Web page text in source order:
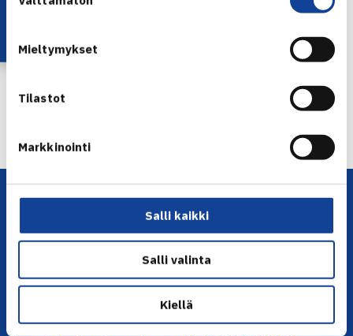
Mieltymykset
Tilastot
Markkinointi
Salli kaikki
Salli valinta
Kiellä
← Edellinen